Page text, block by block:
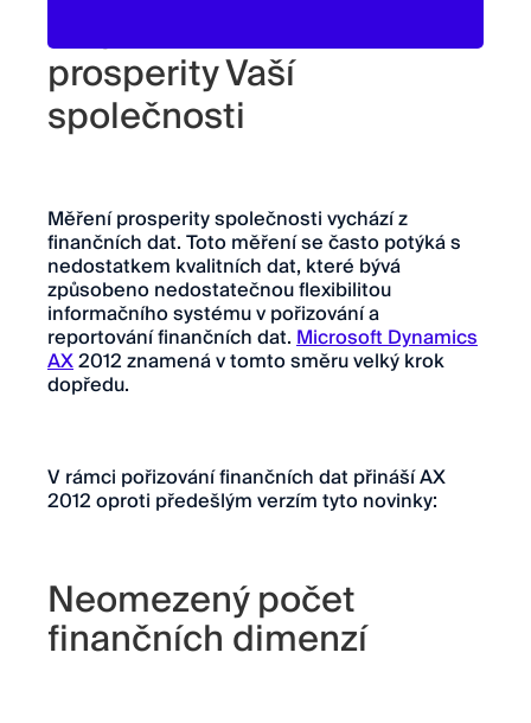
Zlepšení měření
prosperity Vaší
společnosti
Měření prosperity společnosti vychází z
finančních dat. Toto měření se často potýká s
nedostatkem kvalitních dat, které bývá
způsobeno nedostatečnou flexibilitou
informačního systému v pořizování a
reportování finančních dat.Microsoft Dynamics
AX2012 znamená v tomto směru velký krok
dopředu.
V rámci pořizování finančních dat přináší AX
2012 oproti předešlým verzím tyto novinky:
Neomezený počet
finančních dimenzí